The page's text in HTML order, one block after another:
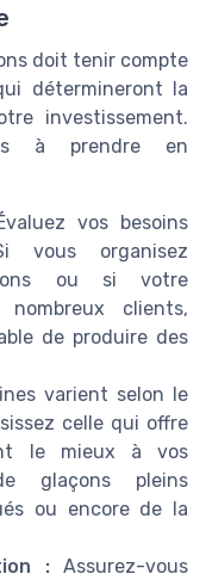
doit tenir compte
détermineront la
investissement.
à prendre en
vos besoins
vous organisez
ou si votre
clients,
de produire des
varient selon le
celle qui offre
le mieux à vos
glaçons pleins
ou encore de la
:Assurez-vous